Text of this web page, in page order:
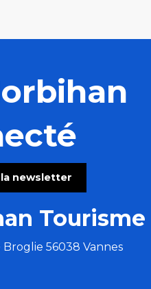
newsletter
Tourisme
56038 Vannes